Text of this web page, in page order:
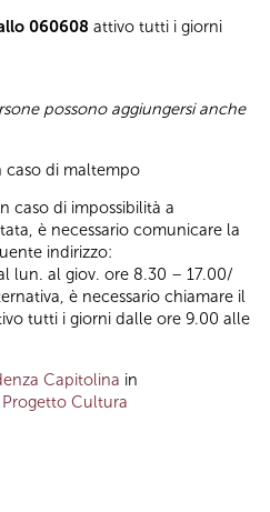
060608 attivo tutti i giorni
possono aggiungersi anche
caso di maltempo
caso di impossibilità a
è necessario comunicare la
indirizzo:
lun. al giov. ore 8.30 – 17.00/
è necessario chiamare il
tutti i giorni dalle ore 9.00 alle
Capitolina in
Cultura